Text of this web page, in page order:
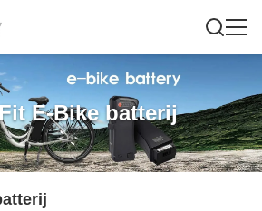
E-Bike batterij